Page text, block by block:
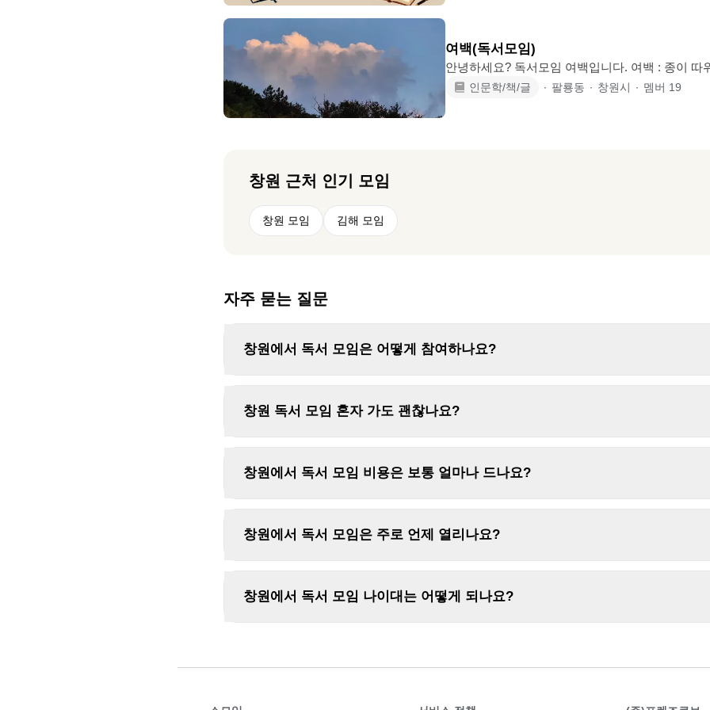
<유리알 유희> 1,2 민음사 ✨ 타 독서모임과는 성격이 좀 달라요.(토론보다 읽기 목
표달성 및 책 내용 이
여백(독서모임)
안녕하세요? 독서모임 여백입니다. 여백 : 종이 따위에, 글씨를 쓰거나 그림을 그리
고 남은 빈 자리 책을 매개로 다른 사람과 함께 자연스럽게 마음 속 얽힌 실타래를
인문학/책/글 ∙ 팔룡동 ∙ 창원시 ∙ 멤버 19
창원 근처 인기 모임
창원 모임 김해 모임
자주 묻는 질문
창원에서 독서 모임은 어떻게 참여하나요?
창원 독서 모임 혼자 가도 괜찮나요?
창원에서 독서 모임 비용은 보통 얼마나 드나요?
창원에서 독서 모임은 주로 언제 열리나요?
창원에서 독서 모임 나이대는 어떻게 되나요?